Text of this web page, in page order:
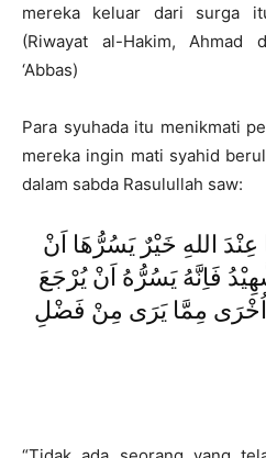
mereka keluar dari surga
(Riwayat al-Hakim, Ahmad
‘Abbas)
Para syuhada itu menikmati
mereka ingin mati syahid
dalam sabda Rasulullah saw:
اللهِ خَيْرٌ يَسُرُّهَا اَنْ
فَاِنَّهُ يَسُرُّهُ اَنْ يُرْجَعَ
اُخْرَى مِمَّا يَرَى مِنْ فَضْلِ